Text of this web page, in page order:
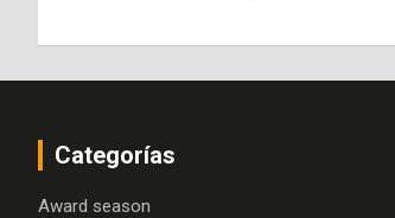
Categorías
Award season